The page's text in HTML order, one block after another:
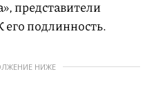
представители
подлинность.
НИЖЕ